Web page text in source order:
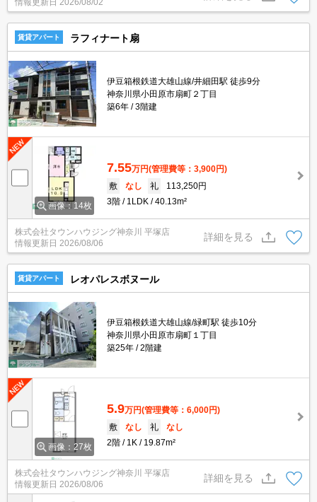
情報更新日 2026/08/02
賃貸アパート ラフィナート扇
伊豆箱根鉄道大雄山線/井細田駅 徒歩9分
神奈川県小田原市扇町２丁目
築6年
3階建
画像：14枚
7.55万円(管理費等：3,900円)
敷
なし 礼
113,250円
3階
1LDK 40.13m²
株式会社タウンハウジング神奈川 平塚店
情報更新日 2026/08/06
詳細を見る
賃貸アパート レオパレスボヌール
伊豆箱根鉄道大雄山線/緑町駅 徒歩10分
神奈川県小田原市扇町１丁目
築25年
2階建
画像：27枚
5.9万円(管理費等：6,000円)
敷
なし 礼
なし
2階
1K 19.87m²
株式会社タウンハウジング神奈川 平塚店
情報更新日 2026/08/06
詳細を見る